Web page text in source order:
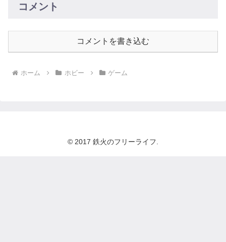
コメント
コメントを書き込む
ホーム ホビー ゲーム
© 2017 鉄火のフリーライフ.